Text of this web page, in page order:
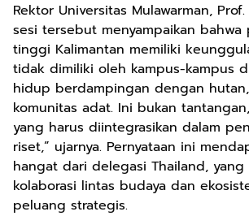
Rektor Universitas Mulawarman, Prof.
sesi tersebut menyampaikan bahwa
tinggi Kalimantan memiliki
tidak dimiliki oleh kampus-kampus di
hidup berdampingan dengan
komunitas adat. Ini bukan
yang harus diintegrasikan dalam
riset,” ujarnya. Pernyataan ini
hangat dari delegasi Thailand,
kolaborasi lintas budaya dan
peluang strategis.